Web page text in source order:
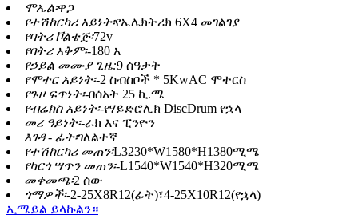
ሞኤል፡ዋጋ
የተሽከርካሪ አይነት፡የኤሌክትሪክ 6X4 መገልገያ
የባትሪ ቮልቴጅ፡72v
የባትሪ አቅም፡-180 አ
የኃይል መሙያ ጊዜ:9 ሰዓታት
የሞተር አይነት፡-2 ስብስቦች * 5KwAC ሞተርስ
የጉዞ ፍጥነት፡-በሰአት 25 ኪ.ሜ
የብሬክስ አይነት፡-የሃይድሮሊክ DiscDrum የኋላ
መሪ ዓይነት፡-ራክ እና ፒንዮን
እገዳ - ፊት፡ገለልተኛ
የተሽከርካሪ መጠን፡L3230*W1580*H1380ሚሜ
የካርጎ ሣጥን መጠን፡-L1540*W1540*H320ሚሜ
መቀመጫ፡2 ሰው
ጎማዎች፡-2-25X8R12(ፊት)፣4-25X10R12(የኋላ)
ኢሜይል ይላኩልን።